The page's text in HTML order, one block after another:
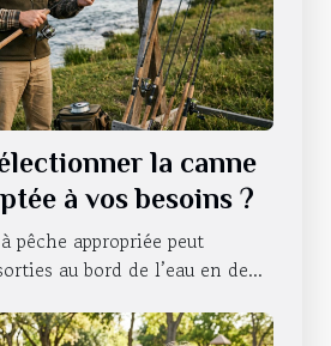
la canne
à vos besoins ?
pêche appropriée peut
au bord de l’eau en de...